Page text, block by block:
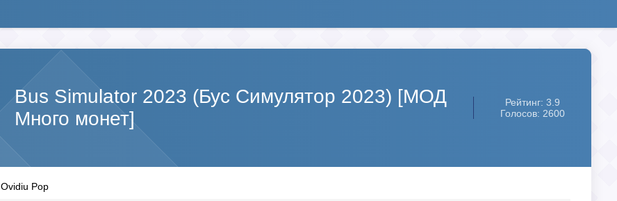
Bus Simulator 2023 (Бус Симулятор 2023) [МОД
Много монет]
Рейтинг: 3.9
Голосов: 2600
Ovidiu Pop